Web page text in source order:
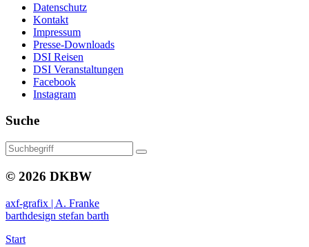
Datenschutz
Kontakt
Impressum
Presse-Downloads
DSI Reisen
DSI Veranstaltungen
Facebook
Instagram
Suche
© 2026 DKBW
axf-grafix | A. Franke
barthdesign stefan barth
Start